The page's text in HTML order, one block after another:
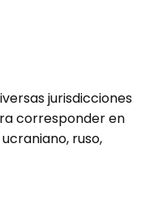
jurisdicciones
corresponder en
ruso,